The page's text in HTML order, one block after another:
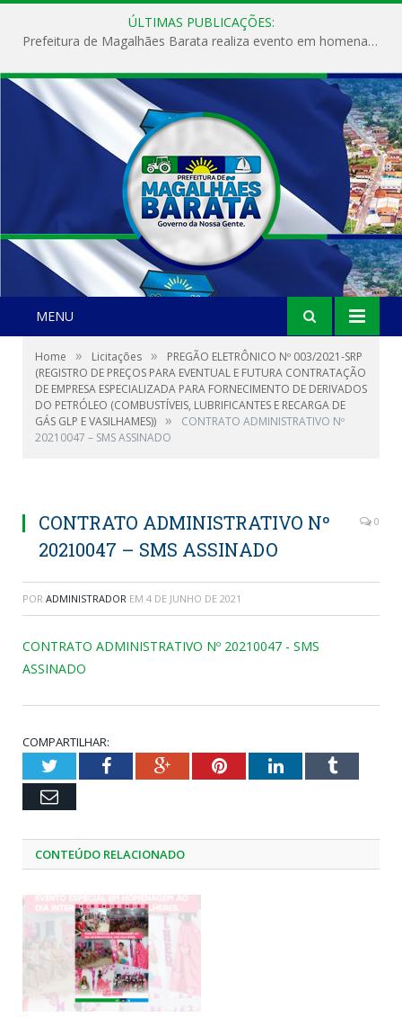
ÚLTIMAS PUBLICAÇÕES:
Prefeitura de Magalhães Barata realiza evento em homenagem ao Dia Internacional da Mulher
MENU
Home » Licitações »
PREGÃO ELETRÔNICO Nº 003/2021-SRP
(REGISTRO DE PREÇOS PARA EVENTUAL E FUTURA CONTRATAÇÃO
DE EMPRESA ESPECIALIZADA PARA FORNECIMENTO DE DERIVADOS
DO PETRÓLEO (COMBUSTÍVEIS, LUBRIFICANTES E RECARGA DE
GÁS GLP E VASILHAMES)) »
CONTRATO ADMINISTRATIVO Nº
20210047 – SMS ASSINADO
CONTRATO ADMINISTRATIVO Nº
20210047 – SMS ASSINADO
0
POR ADMINISTRADOR EM 4 DE JUNHO DE 2021
CONTRATO ADMINISTRATIVO Nº 20210047 - SMS
ASSINADO
COMPARTILHAR:
TwitterFacebookGoogle+PinterestLinkedInTumblr
Email
CONTEÚDO RELACIONADO